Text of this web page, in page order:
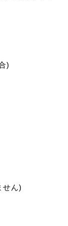
)
せん)